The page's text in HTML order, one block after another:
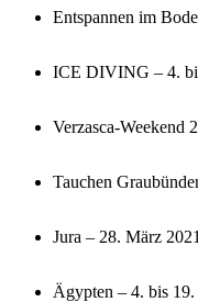
Entspannen im
ICE DIVING – 4.
Verzasca-Weekend
Tauchen
Jura – 28. März 2021
Ägypten – 4. bis